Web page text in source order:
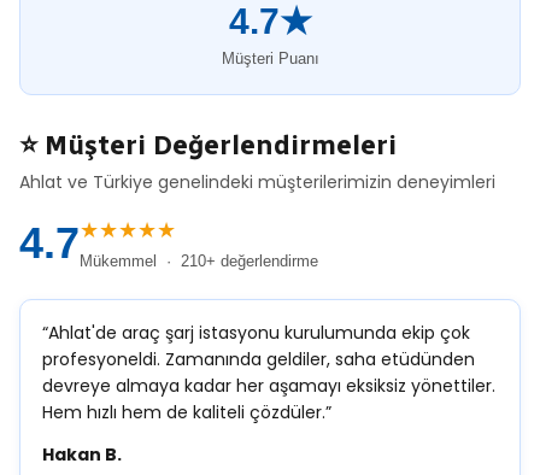
4.7★
Müşteri Puanı
⭐ Müşteri Değerlendirmeleri
Ahlat ve Türkiye genelindeki müşterilerimizin deneyimleri
4.7★★★★★
Mükemmel · 210+ değerlendirme
“Ahlat'de araç şarj istasyonu kurulumunda ekip çok
profesyoneldi. Zamanında geldiler, saha etüdünden
devreye almaya kadar her aşamayı eksiksiz yönettiler.
Hem hızlı hem de kaliteli çözdüler.”
Hakan B.